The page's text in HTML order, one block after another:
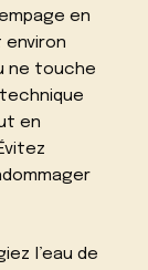
en
environ
ne touche
en
l’eau de